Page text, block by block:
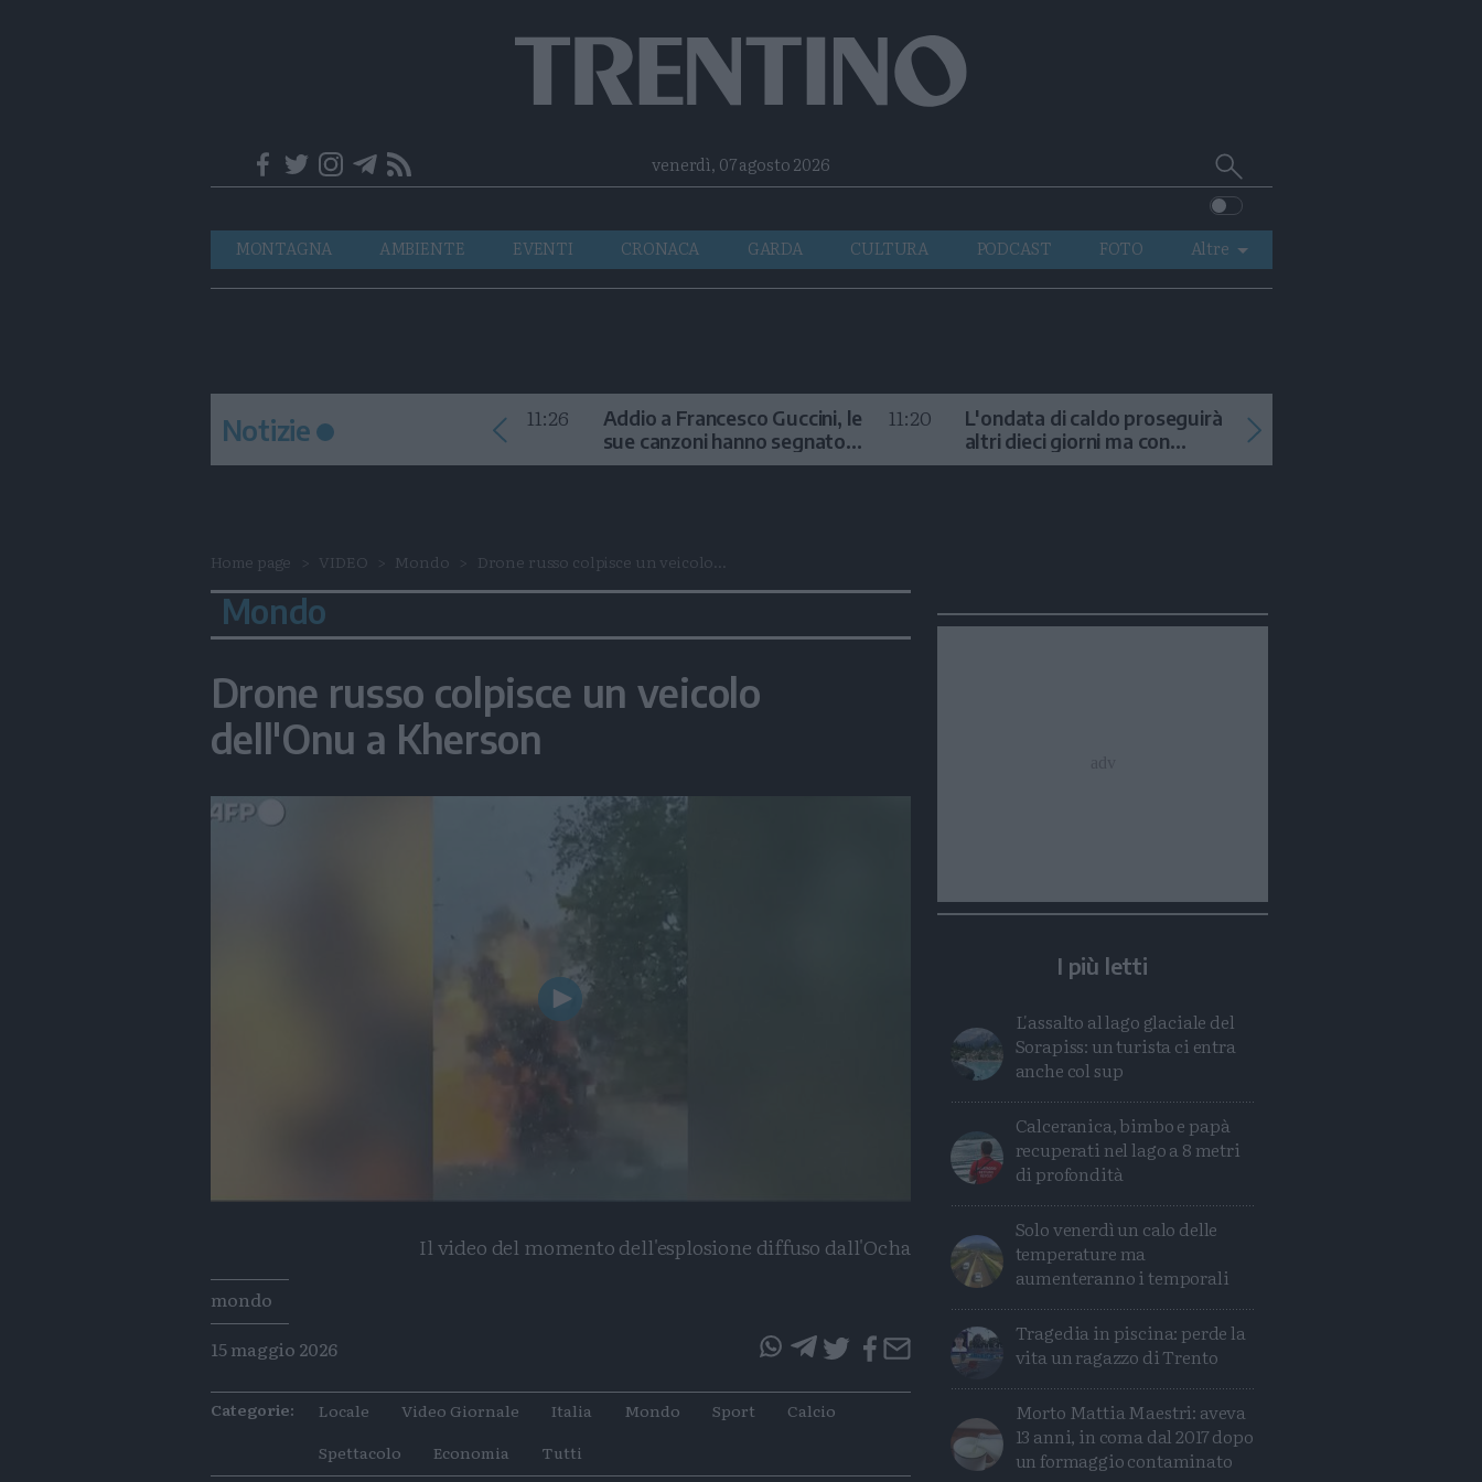
Telegram
RSSvenerdì, 07 agosto 2026 Cerca
su
Trentino
Navigazione
principale
MONTAGNA AMBIENTE EVENTI CRONACA GARDA CULTURA PODCAST FOTO
Altre
VIDEO
Notizie 11:26
Addio a Francesco Guccini, le
sue canzoni hanno segnato
la storia
11:20
L'ondata di caldo proseguirà
altri dieci giorni ma con
temporali
Home page VIDEO Mondo Drone russo colpisce un veicolo...
Mondo
Drone russo colpisce un veicolo
dell'Onu a Kherson
Play
Il video del momento dell'esplosione diffuso dall'Ocha
Tags
mondo
15 maggio 2026
Condividi
articolo
Condividi
articolo
TwitterCondividi
Mail
Categorie: Locale Video Giornale Italia Mondo Sport
Calcio
Spettacolo
Economia Tutti
I più letti
L'assalto al lago glaciale del
Sorapiss: un turista ci entra
anche col sup
Calceranica, bimbo e papà
recuperati nel lago a 8 metri
di profondità
Solo venerdì un calo delle
temperature ma
aumenteranno i temporali
Tragedia in piscina: perde la
vita un ragazzo di Trento
Morto Mattia Maestri: aveva
13 anni, in coma dal 2017 dopo
un formaggio contaminato